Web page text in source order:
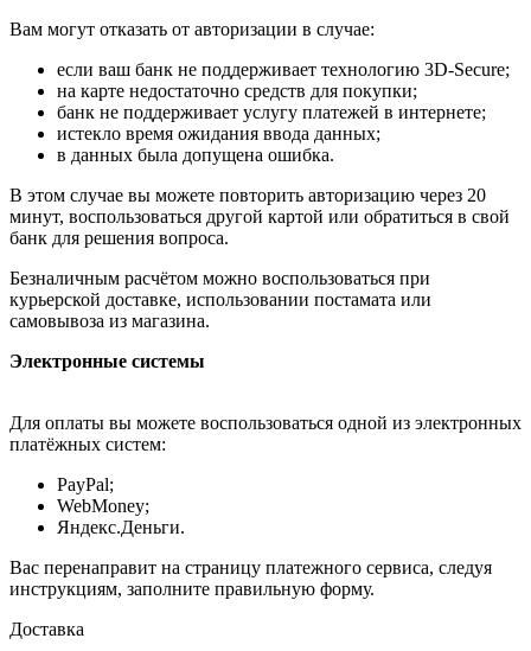
Вам могут отказать от авторизации в случае:
если ваш банк не поддерживает технологию 3D-Secure;
на карте недостаточно средств для покупки;
банк не поддерживает услугу платежей в интернете;
истекло время ожидания ввода данных;
в данных была допущена ошибка.
В этом случае вы можете повторить авторизацию через 20
минут, воспользоваться другой картой или обратиться в свой
банк для решения вопроса.
Безналичным расчётом можно воспользоваться при
курьерской доставке, использовании постамата или
самовывоза из магазина.
Электронные системы
Для оплаты вы можете воспользоваться одной из электронных
платёжных систем:
PayPal;
WebMoney;
Яндекс.Деньги.
Вас перенаправит на страницу платежного сервиса, следуя
инструкциям, заполните правильную форму.
Доставка